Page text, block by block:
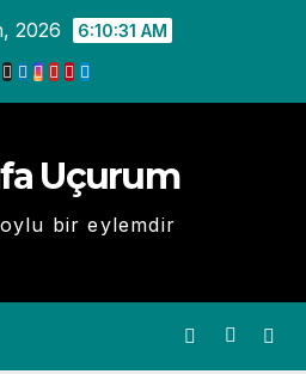
2026 6:10:31 AM
Uçurum
bir eylemdir